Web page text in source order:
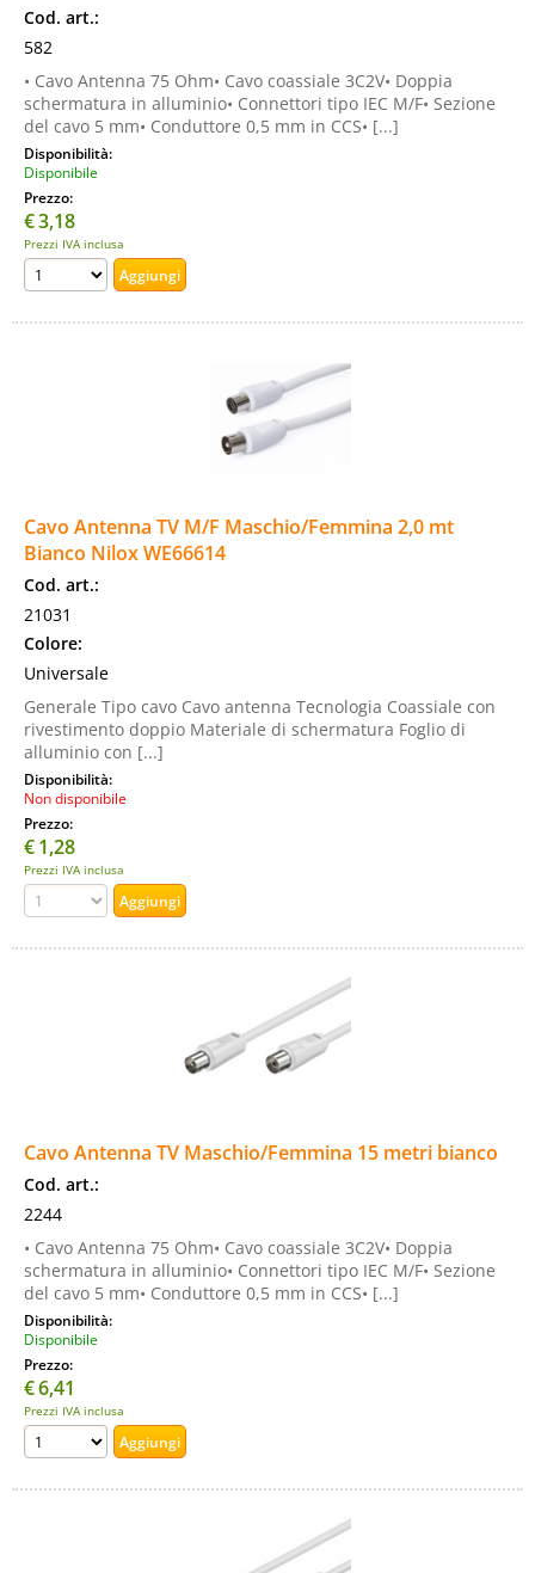
Cod. art.:
582
• Cavo Antenna 75 Ohm• Cavo coassiale 3C2V• Doppia
schermatura in alluminio• Connettori tipo IEC M/F• Sezione
del cavo 5 mm• Conduttore 0,5 mm in CCS• [...]
Disponibilità:
Disponibile
Prezzo:
€3,18
Prezzi IVA inclusa
Cavo Antenna TV M/F Maschio/Femmina 2,0 mt
Bianco Nilox WE66614
Cod. art.:
21031
Colore:
Universale
Generale Tipo cavo Cavo antenna Tecnologia Coassiale con
rivestimento doppio Materiale di schermatura Foglio di
alluminio con [...]
Disponibilità:
Non disponibile
Prezzo:
€1,28
Prezzi IVA inclusa
Cavo Antenna TV Maschio/Femmina 15 metri bianco
Cod. art.:
2244
• Cavo Antenna 75 Ohm• Cavo coassiale 3C2V• Doppia
schermatura in alluminio• Connettori tipo IEC M/F• Sezione
del cavo 5 mm• Conduttore 0,5 mm in CCS• [...]
Disponibilità:
Disponibile
Prezzo:
€6,41
Prezzi IVA inclusa